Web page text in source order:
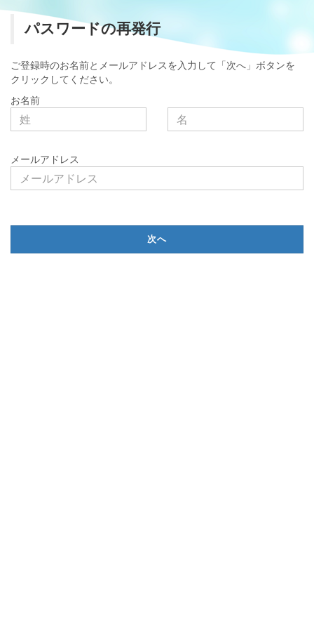
パスワードの再発行
ご登録時のお名前とメールアドレスを入力して「次へ」ボタンを
クリックしてください。
お名前
メールアドレス
次へ